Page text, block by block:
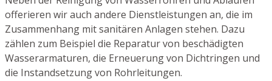
offerieren wir auch andere Dienstleistungen an, die im
Zusammenhang mit sanitären Anlagen stehen. Dazu
zählen zum Beispiel die Reparatur von beschädigten
Wasserarmaturen, die Erneuerung von Dichtringen und
die Instandsetzung von Rohrleitungen.